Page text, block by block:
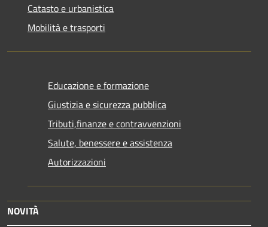
Catasto e urbanistica
Mobilità e trasporti
Educazione e formazione
Giustizia e sicurezza pubblica
Tributi,finanze e contravvenzioni
Salute, benessere e assistenza
Autorizzazioni
NOVITÀ